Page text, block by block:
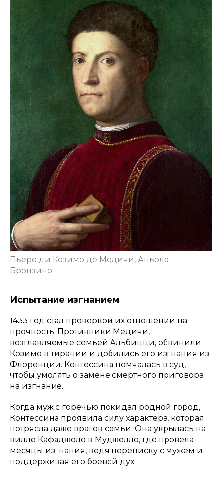
Пьеро ди Козимо де Медичи, Аньоло
Бронзино
Испытание изгнанием
1433 год стал проверкой их отношений на
прочность. Противники Медичи,
возглавляемые семьей Альбицци, обвинили
Козимо в тирании и добились его изгнания из
Флоренции. Контессина помчалась в суд,
чтобы умолять о замене смертного приговора
на изгнание.
Когда муж с горечью покидал родной город,
Контессина проявила силу характера, которая
потрясла даже врагов семьи. Она укрылась на
вилле Кафаджоло в Муджелло, где провела
месяцы изгнания, ведя переписку с мужем и
поддерживая его боевой дух.